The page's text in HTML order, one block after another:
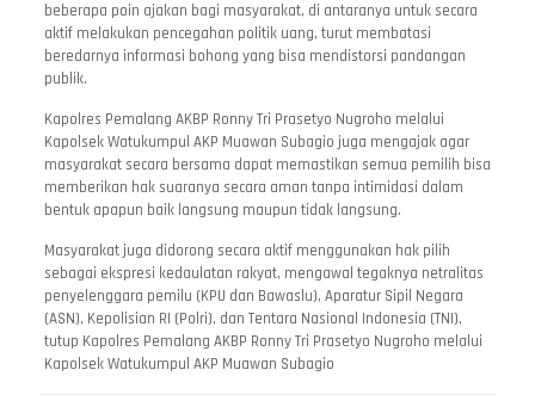
beberapa poin ajakan bagi masyarakat, di antaranya untuk secara
aktif melakukan pencegahan politik uang, turut membatasi
beredarnya informasi bohong yang bisa mendistorsi pandangan
publik.
Kapolres Pemalang AKBP Ronny Tri Prasetyo Nugroho melalui
Kapolsek Watukumpul AKP Muawan Subagio juga mengajak agar
masyarakat secara bersama dapat memastikan semua pemilih bisa
memberikan hak suaranya secara aman tanpa intimidasi dalam
bentuk apapun baik langsung maupun tidak langsung.
Masyarakat juga didorong secara aktif menggunakan hak pilih
sebagai ekspresi kedaulatan rakyat, mengawal tegaknya netralitas
penyelenggara pemilu (KPU dan Bawaslu), Aparatur Sipil Negara
(ASN), Kepolisian RI (Polri), dan Tentara Nasional Indonesia (TNI),
tutup Kapolres Pemalang AKBP Ronny Tri Prasetyo Nugroho melalui
Kapolsek Watukumpul AKP Muawan Subagio